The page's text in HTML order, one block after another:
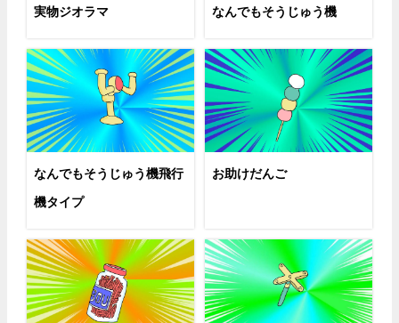
実物ジオラマ なんでもそうじゅう機
なんでもそうじゅう機飛行
機タイプ
お助けだんご